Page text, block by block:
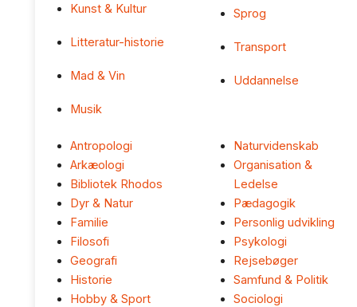
Kunst & Kultur
Litteratur-historie
Mad & Vin
Musik
Sprog
Transport
Uddannelse
Antropologi
Arkæologi
Bibliotek Rhodos
Dyr & Natur
Familie
Filosofi
Geografi
Historie
Hobby & Sport
Naturvidenskab
Organisation &
Ledelse
Pædagogik
Personlig udvikling
Psykologi
Rejsebøger
Samfund & Politik
Sociologi